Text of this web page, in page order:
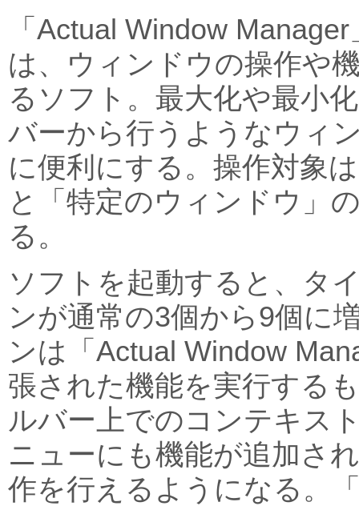
「Actual Window Manager
は、ウィンドウの操作や
るソフト。最大化や最小
バーから行うようなウィ
に便利にする。操作対象
と「特定のウィンドウ」
る。
ソフトを起動すると、タ
ンが通常の3個から9個に
ンは「Actual Window
張された機能を実行する
ルバー上でのコンテキス
ニューにも機能が追加さ
作を行えるようになる。